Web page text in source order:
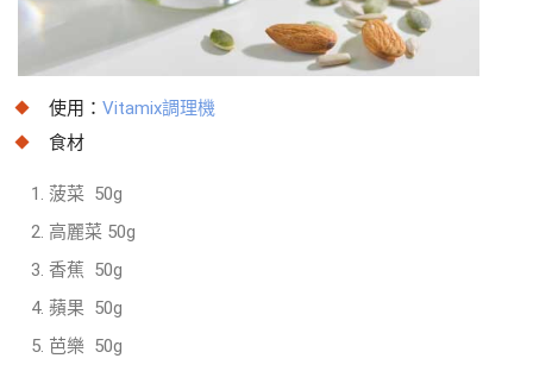
使用： Vitamix調理機
食材
菠菜 50g
高麗菜 50g
香蕉 50g
蘋果 50g
芭樂 50g